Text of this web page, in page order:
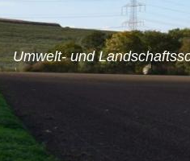
Umwelt- und